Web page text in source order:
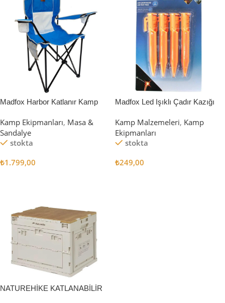
Madfox Harbor Katlanır Kamp
Kamp Ekipmanları, Masa &
Sandalye
stokta
₺1.799,00
Madfox Led Işıklı Çadır Kazığı
Kamp Malzemeleri, Kamp
Ekipmanları
stokta
₺249,00
NATUREHİKE KATLANABİLİR